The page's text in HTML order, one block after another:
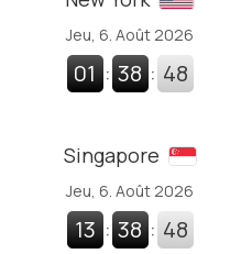
Jeu, 6. Août 2026
01 : 38 : 48
Singapore
Jeu, 6. Août 2026
13 : 38 : 48